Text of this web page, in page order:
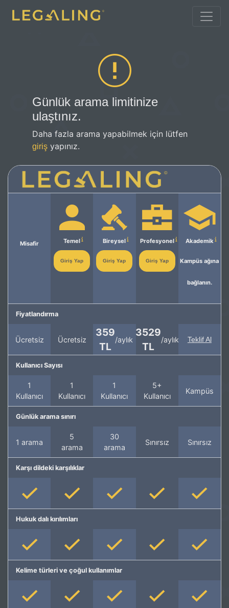
Günlük arama limitinize
ulaştınız.
Daha fazla arama yapabilmek için lütfen
giriş yapınız.
Misafir Temel
Giriş Yap
Bireysel
Giriş Yap
Profesyonel
Giriş Yap
Akademik
Kampüs ağına
bağlanın.
Fiyatlandırma
Ücretsiz Ücretsiz
359
TL
/aylık
3529
TL
/aylık Teklif Al
Kullanıcı Sayısı
1
Kullanıcı
1
Kullanıcı
1
Kullanıcı
5+
Kullanıcı
Kampüs
Günlük arama sınırı
1 arama
5
arama
30
arama
Sınırsız Sınırsız
Karşı dildeki karşılıklar
Hukuk dalı kırılımları
Kelime türleri ve çoğul kullanımlar